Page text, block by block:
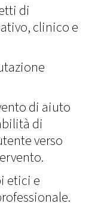
di
clinico e
di aiuto
di
verso
etici e